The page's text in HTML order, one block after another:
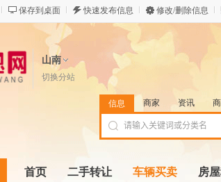
保存到桌面 快速发布信息 修改/删除信息
山南
切换分站
信息 商家 资讯
首页 二手转让 车辆买卖 房